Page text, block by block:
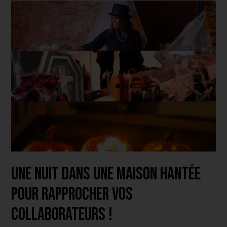
Une nuit dans une maison hantée
pour rapprocher vos
collaborateurs !